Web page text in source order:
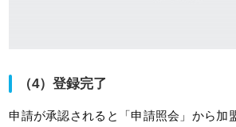
（4）登録完了
申請が承認されると「申請照会」から加